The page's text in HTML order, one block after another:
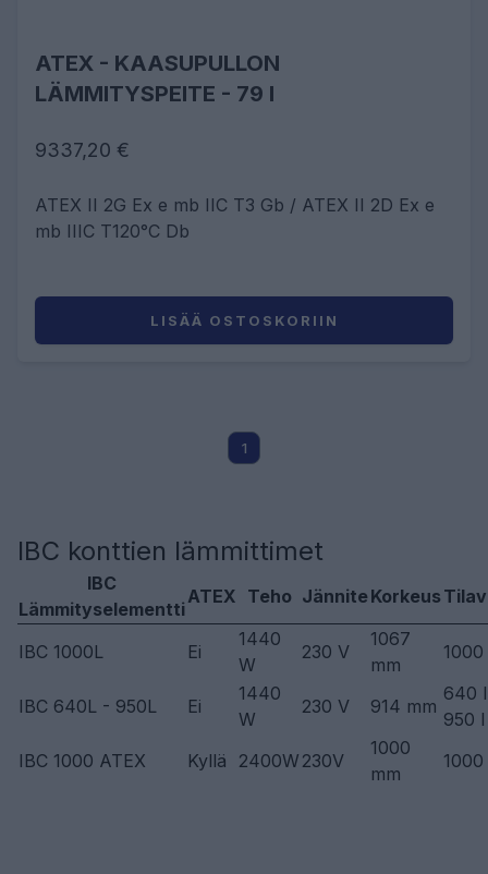
ATEX - KAASUPULLON
LÄMMITYSPEITE - 79 l
9337,20 €
ATEX II 2G Ex e mb IIC T3 Gb / ATEX II 2D Ex e
mb IIIC T120°C Db
LISÄÄ OSTOSKORIIN
1
IBC konttien lämmittimet
IBC
Lämmityselementti
ATEX Teho JänniteKorkeus
IBC 1000L Ei
1440
W
230 V
1067
mm
1000
IBC 640L - 950L Ei
1440
W
230 V 914 mm
640
950 l
IBC 1000 ATEX
Kyllä 2400W 230V
1000
mm
1000